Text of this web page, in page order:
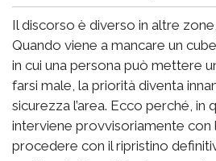
Il discorso è diverso in altre
Quando viene a mancare un
in cui una persona può mettere
farsi male, la priorità diventa
sicurezza l’area. Ecco perché, in
interviene provvisoriamente con
procedere con il ripristino